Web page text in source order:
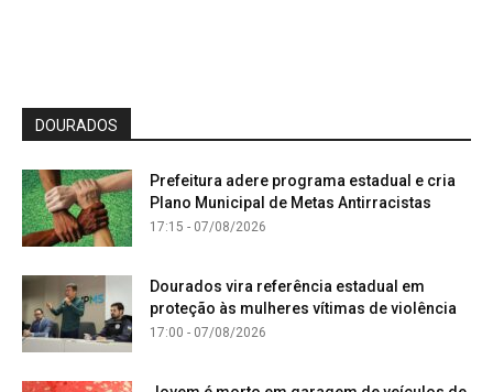
DOURADOS
Prefeitura adere programa estadual e cria
Plano Municipal de Metas Antirracistas
17:15 - 07/08/2026
Dourados vira referência estadual em
proteção às mulheres vítimas de violência
17:00 - 07/08/2026